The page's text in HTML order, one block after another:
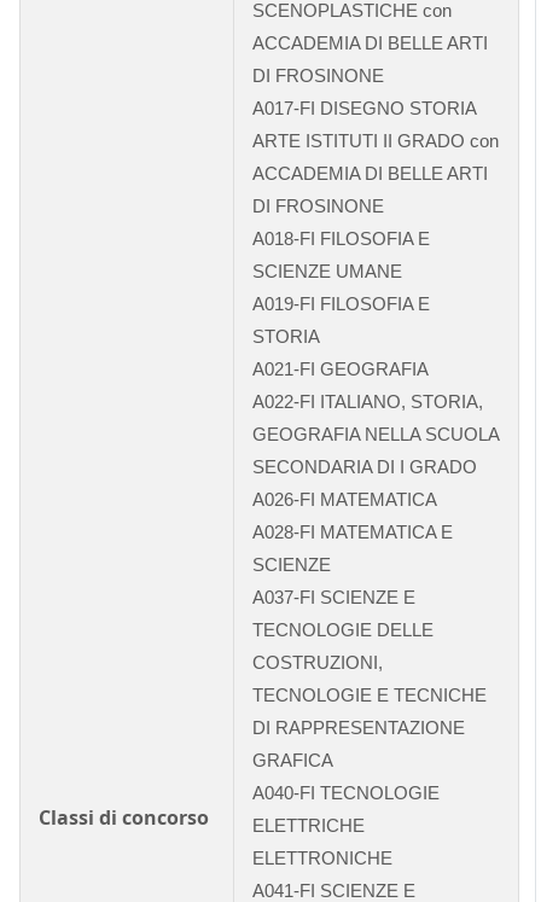
Classi di concorso
SCENOPLASTICHE con
ACCADEMIA DI BELLE ARTI
DI FROSINONE
A017-FI DISEGNO STORIA
ARTE ISTITUTI II GRADO con
ACCADEMIA DI BELLE ARTI
DI FROSINONE
A018-FI FILOSOFIA E
SCIENZE UMANE
A019-FI FILOSOFIA E
STORIA
A021-FI GEOGRAFIA
A022-FI ITALIANO, STORIA,
GEOGRAFIA NELLA SCUOLA
SECONDARIA DI I GRADO
A026-FI MATEMATICA
A028-FI MATEMATICA E
SCIENZE
A037-FI SCIENZE E
TECNOLOGIE DELLE
COSTRUZIONI,
TECNOLOGIE E TECNICHE
DI RAPPRESENTAZIONE
GRAFICA
A040-FI TECNOLOGIE
ELETTRICHE
ELETTRONICHE
A041-FI SCIENZE E